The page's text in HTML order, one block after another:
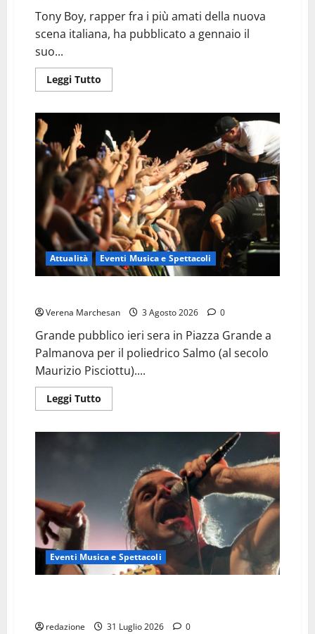
Tony Boy, rapper fra i più amati della nuova
scena italiana, ha pubblicato a gennaio il
suo...
Leggi Tutto
di
BOY
il
7
agosto
al
Festival
di
Majano
Attualità Eventi Musica e Spettacoli
Verena Marchesan 3 Agosto 2026 0
Grande pubblico ieri sera in Piazza Grande a
Palmanova per il poliedrico Salmo (al secolo
Maurizio Pisciottu)....
Leggi Tutto
di
CUORE
HORROR
Eventi Musica e Spettacoli
redazione 31 Luglio 2026 0